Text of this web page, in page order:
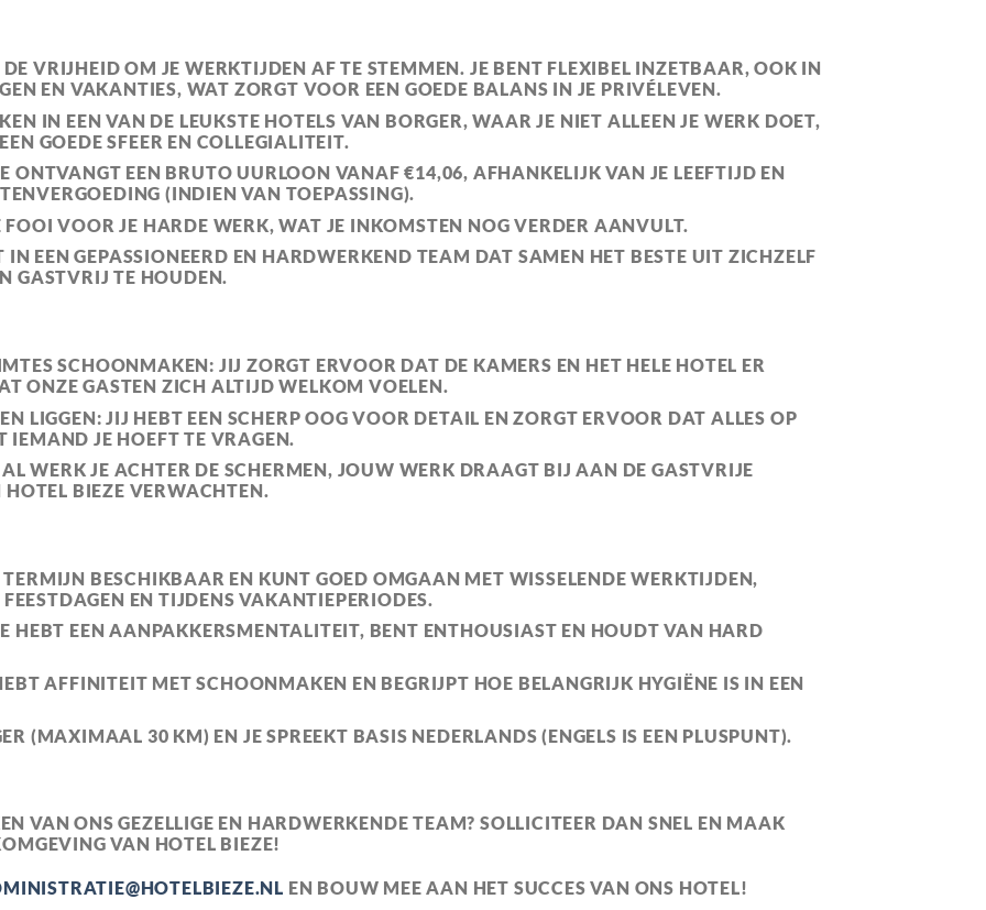
DE VRIJHEID OM JE WERKTIJDEN AF TE STEMMEN. JE BENT FLEXIBEL INZETBAAR, OOK IN
EN VAKANTIES, WAT ZORGT VOOR EEN GOEDE BALANS IN JE PRIVÉLEVEN.
IN EEN VAN DE LEUKSTE HOTELS VAN BORGER, WAAR JE NIET ALLEEN JE WERK DOET,
GOEDE SFEER EN COLLEGIALITEIT.
ONTVANGT EEN BRUTO UURLOON VANAF €14,06, AFHANKELIJK VAN JE LEEFTIJD EN
(INDIEN VAN TOEPASSING).
FOOI VOOR JE HARDE WERK, WAT JE INKOMSTEN NOG VERDER AANVULT.
IN EEN GEPASSIONEERD EN HARDWERKEND TEAM DAT SAMEN HET BESTE UIT ZICHZELF
GASTVRIJ TE HOUDEN.
SCHOONMAKEN: JIJ ZORGT ERVOOR DAT DE KAMERS EN HET HELE HOTEL ER
ONZE GASTEN ZICH ALTIJD WELKOM VOELEN.
LIGGEN: JIJ HEBT EEN SCHERP OOG VOOR DETAIL EN ZORGT ERVOOR DAT ALLES OP
IEMAND JE HOEFT TE VRAGEN.
WERK JE ACHTER DE SCHERMEN, JOUW WERK DRAAGT BIJ AAN DE GASTVRIJE
BIEZE VERWACHTEN.
TERMIJN BESCHIKBAAR EN KUNT GOED OMGAAN MET WISSELENDE WERKTIJDEN,
EN TIJDENS VAKANTIEPERIODES.
HEBT EENAANPAKKERSMENTALITEIT, BENT ENTHOUSIAST EN HOUDT VAN HARD
AFFINITEIT MET SCHOONMAKEN EN BEGRIJPT HOE BELANGRIJK HYGIËNE IS IN EEN
(MAXIMAAL 30 KM) EN JE SPREEKT BASIS NEDERLANDS (ENGELS IS EEN PLUSPUNT).
VAN ONS GEZELLIGE EN HARDWERKENDE TEAM? SOLLICITEER DAN SNEL EN MAAK
VAN HOTEL BIEZE!
EN BOUW MEE AAN HET SUCCES VAN ONS HOTEL!